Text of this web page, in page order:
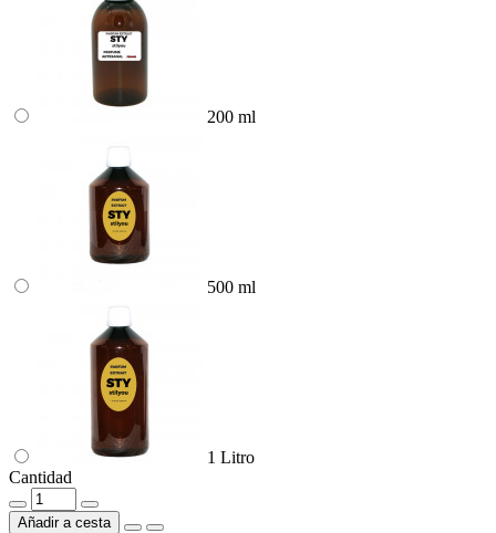
200 ml
500 ml
1 Litro
Cantidad
Añadir a cesta